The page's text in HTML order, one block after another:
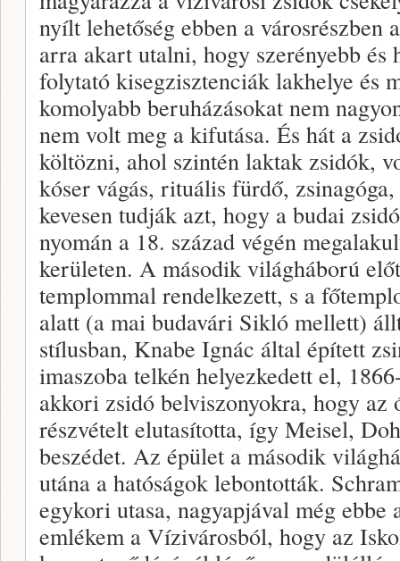
nyílt lehetőség ebben a városrészben
arra akart utalni, hogy szerényebb és
folytató kisegzisztenciák lakhelye és
komolyabb beruházásokat nem
nem volt meg a kifutása. És hát a
költözni, ahol szintén laktak zsidók,
kóser vágás, rituális fürdő,
kevesen tudják azt, hogy a budai
nyomán a 18. század végén
kerületen. A második világháború
templommal rendelkezett, s a
alatt (a mai budavári Sikló mellett)
stílusban, Knabe Ignác által épített
imaszoba telkén helyezkedett el,
akkori zsidó belviszonyokra, hogy az
részvételt elutasította, így Meisel,
beszédet. Az épület a második
utána a hatóságok lebontották.
egykori utasa, nagyapjával még
emlékem a Vízivárosból, hogy az